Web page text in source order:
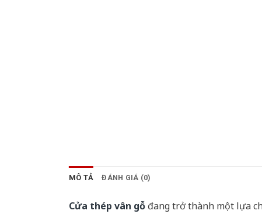
MÔ TẢ ĐÁNH GIÁ (0)
Cửa thép vân gỗ đang trở thành một lựa